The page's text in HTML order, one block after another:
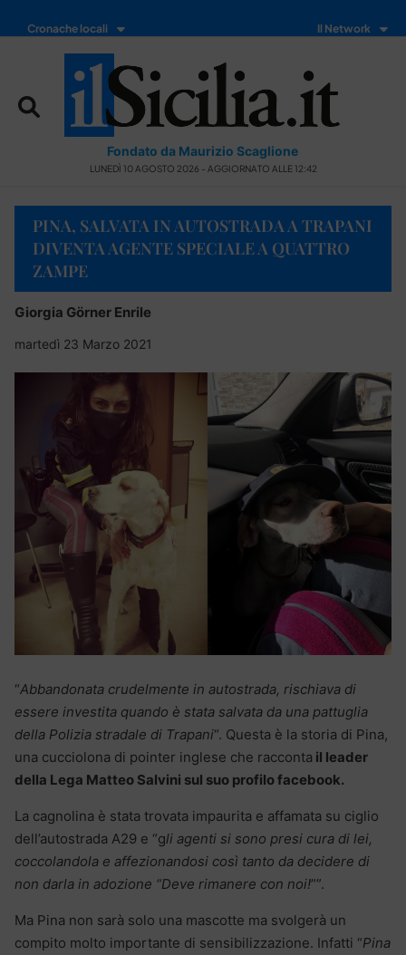
Cronache locali Il Network
Fondato da Maurizio Scaglione
LUNEDÌ 10 AGOSTO 2026 - AGGIORNATO ALLE 12:42
PINA, SALVATA IN AUTOSTRADA A TRAPANI
DIVENTA AGENTE SPECIALE A QUATTRO
ZAMPE
Giorgia Görner Enrile
martedì 23 Marzo 2021
“Abbandonata crudelmente in autostrada, rischiava di
essere investita quando è stata salvata da una pattuglia
della Polizia stradale di Trapani“. Questa è la storia di Pina,
una cucciolona di pointer inglese che racconta il leader
della Lega Matteo Salvini sul suo profilo facebook.
La cagnolina è stata trovata impaurita e affamata su ciglio
dell’autostrada A29 e “gli agenti si sono presi cura di lei,
coccolandola e affezionandosi così tanto da decidere di
non darla in adozione “Deve rimanere con noi!””.
Ma Pina non sarà solo una mascotte ma svolgerà un
compito molto importante di sensibilizzazione. Infatti “Pina